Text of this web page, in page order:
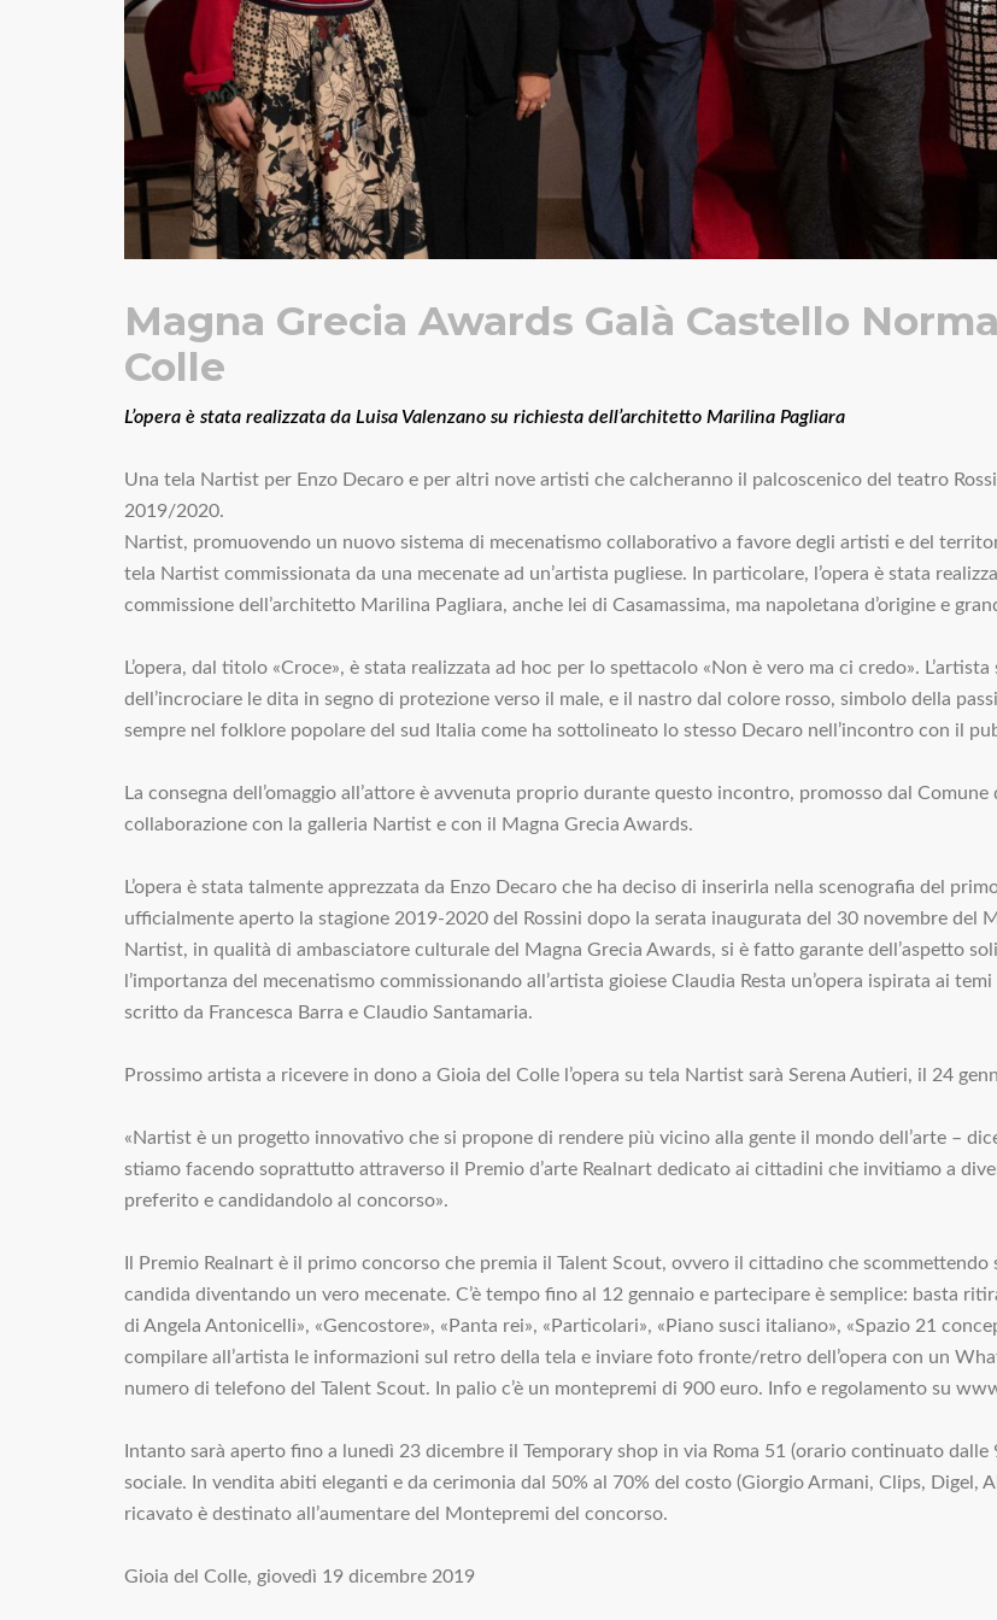
Magna Grecia Awards Galà Castello
Colle
L’opera è stata realizzata da Luisa Valenzano su richiesta dell’architetto Marilina Pagliara
Una tela Nartist per Enzo Decaro e per altri nove artisti che calcheranno il palcoscenico del teatro
2019/2020.
Nartist, promuovendo un nuovo sistema di mecenatismo collaborativo a favore degli artisti e del
tela Nartist commissionata da una mecenate ad un’artista pugliese. In particolare, l’opera è stata
commissione dell’architetto Marilina Pagliara, anche lei di Casamassima, ma napoletana d’origine e
L’opera, dal titolo «Croce», è stata realizzata ad hoc per lo spettacolo «Non è vero ma ci credo».
dell’incrociare le dita in segno di protezione verso il male, e il nastro dal colore rosso, simbolo della
sempre nel folklore popolare del sud Italia come ha sottolineato lo stesso Decaro nell’incontro con il
La consegna dell’omaggio all’attore è avvenuta proprio durante questo incontro, promosso dal
collaborazione con la galleria Nartist e con il Magna Grecia Awards.
L’opera è stata talmente apprezzata da Enzo Decaro che ha deciso di inserirla nella scenografia del
ufficialmente aperto la stagione 2019-2020 del Rossini dopo la serata inaugurata del 30 novembre del
Nartist, in qualità di ambasciatore culturale del Magna Grecia Awards, si è fatto garante dell’aspetto
l’importanza del mecenatismo commissionando all’artista gioiese Claudia Resta un’opera ispirata ai
scritto da Francesca Barra e Claudio Santamaria.
Prossimo artista a ricevere in dono a Gioia del Colle l’opera su tela Nartist sarà Serena Autieri, il 24
«Nartist è un progetto innovativo che si propone di rendere più vicino alla gente il mondo dell’arte –
stiamo facendo soprattutto attraverso il Premio d’arte Realnart dedicato ai cittadini che invitiamo a
preferito e candidandolo al concorso».
Il Premio Realnart è il primo concorso che premia il Talent Scout, ovvero il cittadino che
candida diventando un vero mecenate. C’è tempo fino al 12 gennaio e partecipare è semplice: basta
di Angela Antonicelli», «Gencostore», «Panta rei», «Particolari», «Piano susci italiano», «Spazio 21
compilare all’artista le informazioni sul retro della tela e inviare foto fronte/retro dell’opera con un
numero di telefono del Talent Scout. In palio c’è un montepremi di 900 euro. Info e regolamento su
Intanto sarà aperto fino a lunedì 23 dicembre il Temporary shop in via Roma 51 (orario continuato dalle
sociale. In vendita abiti eleganti e da cerimonia dal 50% al 70% del costo (Giorgio Armani, Clips, Digel,
ricavato è destinato all’aumentare del Montepremi del concorso.
Gioia del Colle, giovedì 19 dicembre 2019